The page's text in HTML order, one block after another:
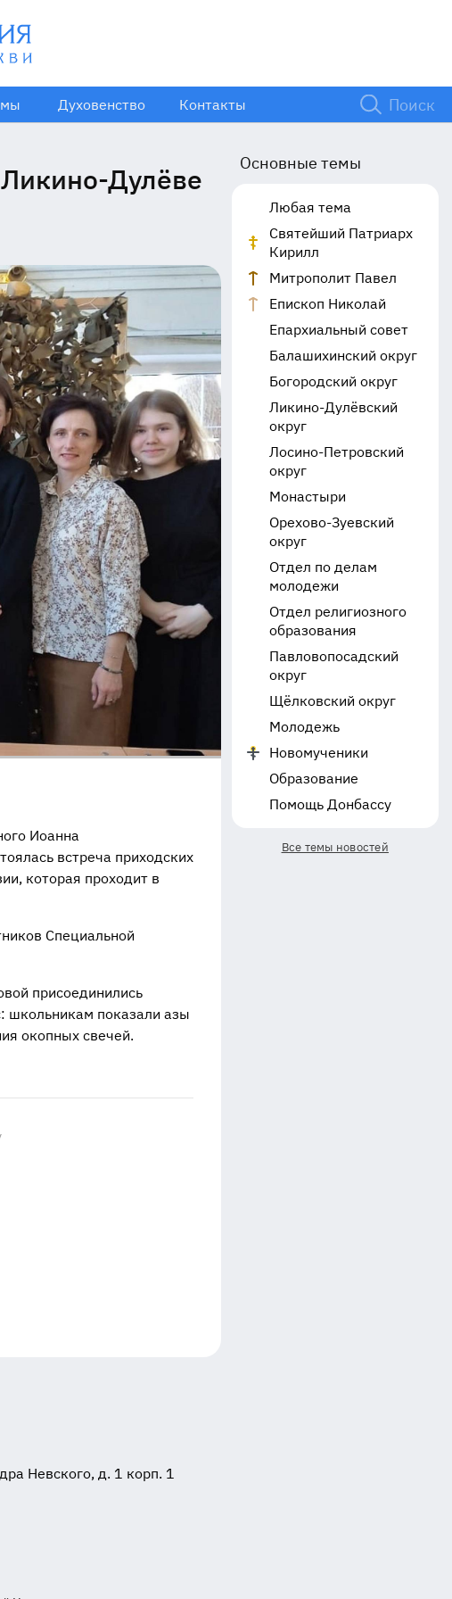
Духовенство Контакты
Ликино-Дулёве
Иоанна
встреча приходских
которая проходит в
Специальной
присоединились
школьникам показали азы
окопных свечей.
Основные темы
Любая тема
Святейший Патриарх
Кирилл
Митрополит Павел
Епископ Николай
Епархиальный совет
Балашихинский округ
Богородский округ
Ликино-Дулёвский
округ
Лосино-Петровский
округ
Монастыри
Орехово-Зуевский
округ
Отдел по делам
молодежи
Отдел религиозного
образования
Павловопосадский
округ
Щёлковский округ
Молодежь
Новомученики
Образование
Помощь Донбассу
Все темы новостей
Невского, д. 1 корп. 1